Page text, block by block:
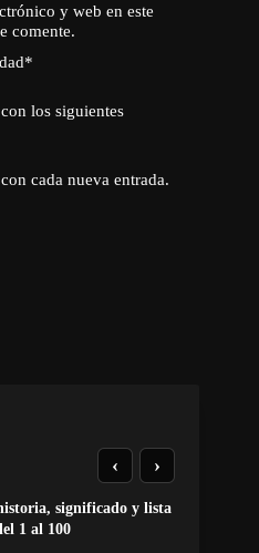
y web en este
comente.
*
los siguientes
cada nueva entrada.
significado y lista
1 al 100
‹ ›